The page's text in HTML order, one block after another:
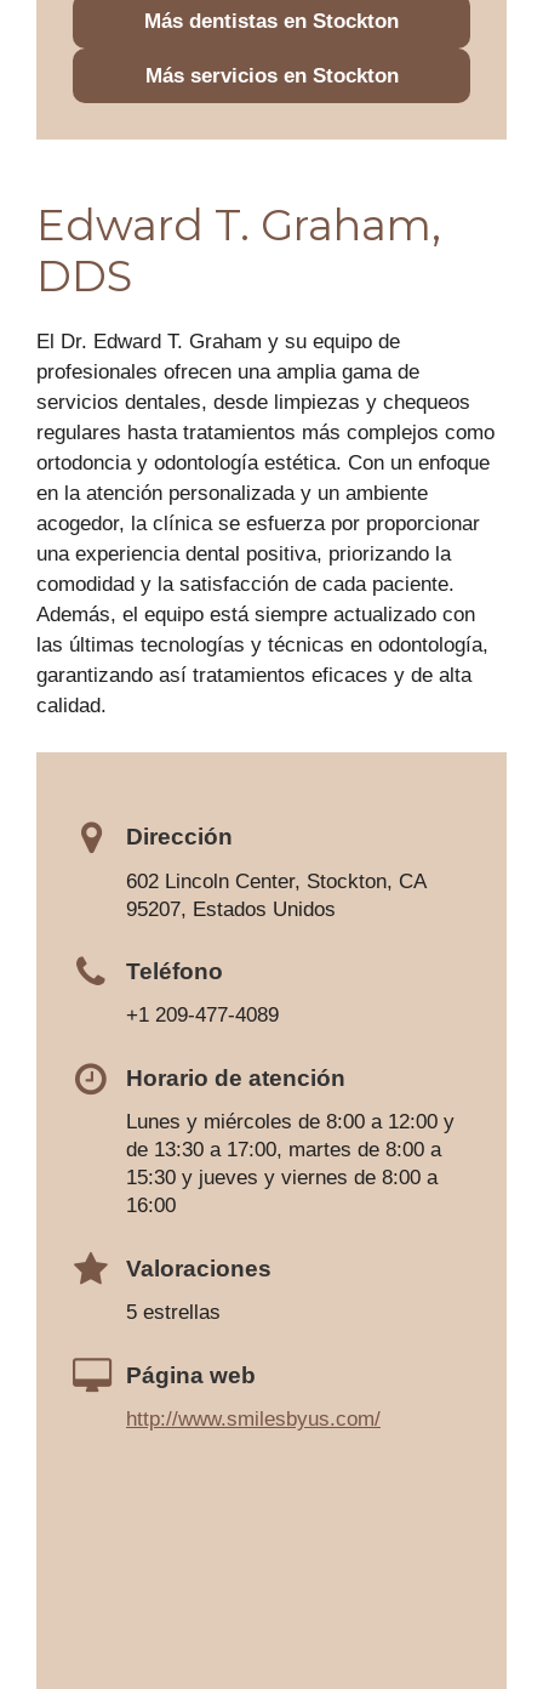
Más dentistas en Stockton
Más servicios en Stockton
Edward T. Graham,
DDS
El Dr. Edward T. Graham y su equipo de
profesionales ofrecen una amplia gama de
servicios dentales, desde limpiezas y chequeos
regulares hasta tratamientos más complejos como
ortodoncia y odontología estética. Con un enfoque
en la atención personalizada y un ambiente
acogedor, la clínica se esfuerza por proporcionar
una experiencia dental positiva, priorizando la
comodidad y la satisfacción de cada paciente.
Además, el equipo está siempre actualizado con
las últimas tecnologías y técnicas en odontología,
garantizando así tratamientos eficaces y de alta
calidad.
Dirección
602 Lincoln Center, Stockton, CA
95207, Estados Unidos
Teléfono
+1 209-477-4089
Horario de atención
Lunes y miércoles de 8:00 a 12:00 y
de 13:30 a 17:00, martes de 8:00 a
15:30 y jueves y viernes de 8:00 a
16:00
Valoraciones
5 estrellas
Página web
http://www.smilesbyus.com/